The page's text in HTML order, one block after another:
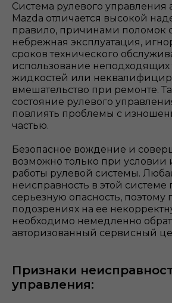
Система рулевого управления
Mazda отличается высокой
правило, причинами поломок
небрежная эксплуатация,
сроков технического
использование неподходящих
жидкостей или
вмешательство при ремонте.
состояние рулевого
повлиять проблемы с
частью.
Безопасное вождение и
возможно только при условии
работы рулевой системы.
неисправность в этой системе
серьезную опасность,
подозрениях на ее
необходимо немедленно
авторизованный сервисный
Признаки
управления: